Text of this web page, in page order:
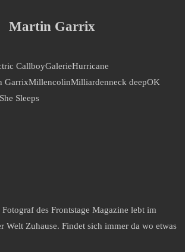
Martin Garrix
CallboyGalerieHurricane
GarrixMillencolinMilliardenneck deepOK
Sleeps
des Frontstage Magazine lebt im
Welt Zuhause. Findet sich immer da wo etwas